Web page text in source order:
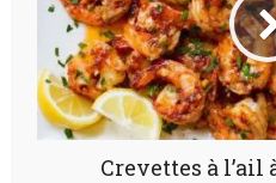
Crevettes à